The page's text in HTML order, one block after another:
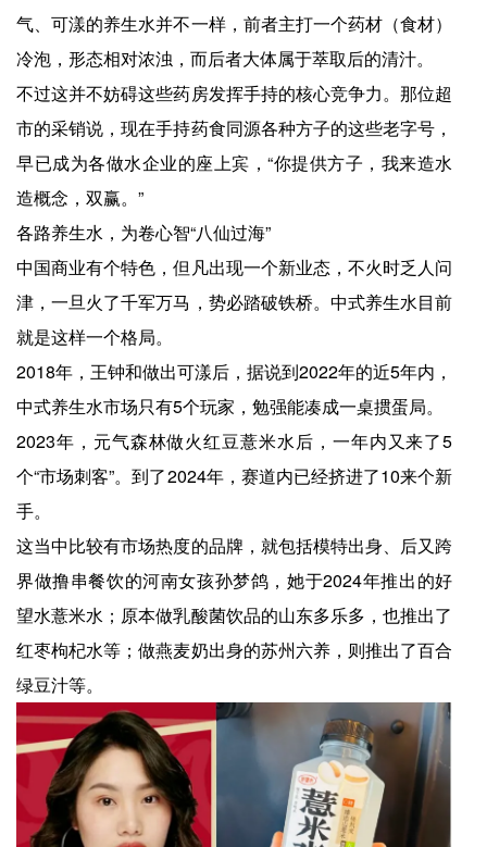
气、可漾的养生水并不一样，前者主打一个药材（食材）
冷泡，形态相对浓浊，而后者大体属于萃取后的清汁。
不过这并不妨碍这些药房发挥手持的核心竞争力。那位超
市的采销说，现在手持药食同源各种方子的这些老字号，
早已成为各做水企业的座上宾，“你提供方子，我来造水
造概念，双赢。”
各路养生水，为卷心智“八仙过海”
中国商业有个特色，但凡出现一个新业态，不火时乏人问
津，一旦火了千军万马，势必踏破铁桥。中式养生水目前
就是这样一个格局。
2018年，王钟和做出可漾后，据说到2022年的近5年内，
中式养生水市场只有5个玩家，勉强能凑成一桌掼蛋局。
2023年，元气森林做火红豆薏米水后，一年内又来了5
个“市场刺客”。到了2024年，赛道内已经挤进了10来个新
手。
这当中比较有市场热度的品牌，就包括模特出身、后又跨
界做撸串餐饮的河南女孩孙梦鸽，她于2024年推出的好
望水薏米水；原本做乳酸菌饮品的山东多乐多，也推出了
红枣枸杞水等；做燕麦奶出身的苏州六养，则推出了百合
绿豆汁等。